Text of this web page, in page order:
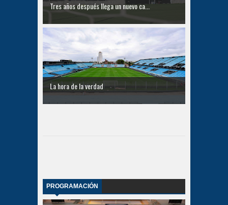
Tres años después llega un nuevo ca...
La hora de la verdad
PROGRAMACIÓN